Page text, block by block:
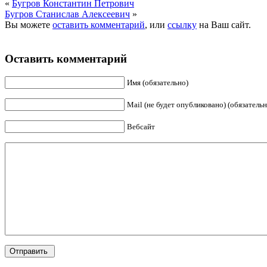
« Бугров Константин Петрович
Бугров Станислав Алексеевич »
Вы можете оставить комментарий, или ссылку на Ваш сайт.
Оставить комментарий
Имя (обязательно)
Mail (не будет опубликовано)
Вебсайт